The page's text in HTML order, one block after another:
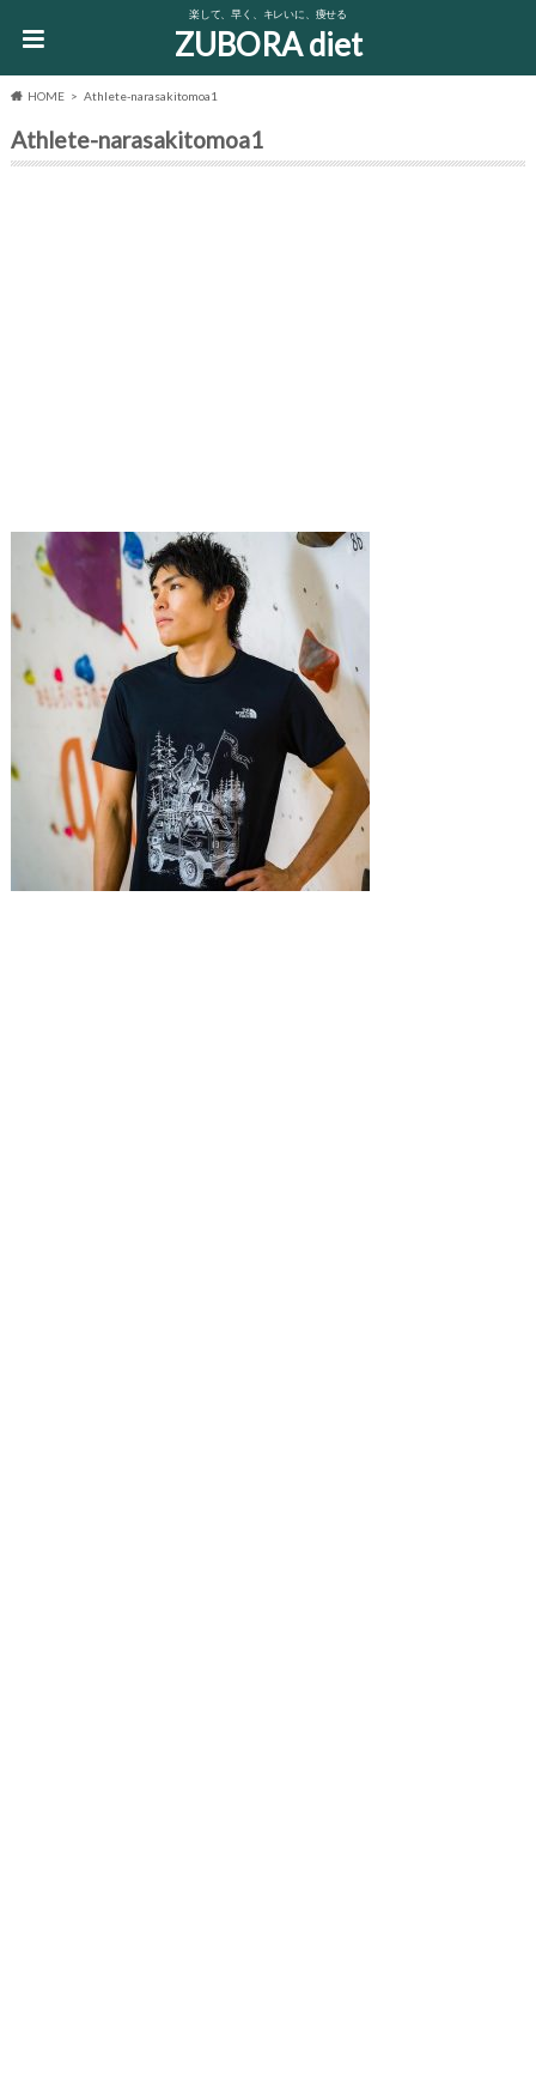
楽して、早く、キレいに、痩せる
ZUBORA diet
HOME Athlete-narasakitomoa1
Athlete-narasakitomoa1